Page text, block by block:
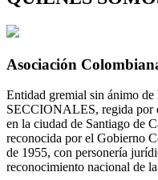
Asociación
Entidad gremial sin ánimo
SECCIONALES, regida por
en la ciudad de Santiago de
reconocida por el Gobierno
de 1955, con personería
reconocimiento nacional de